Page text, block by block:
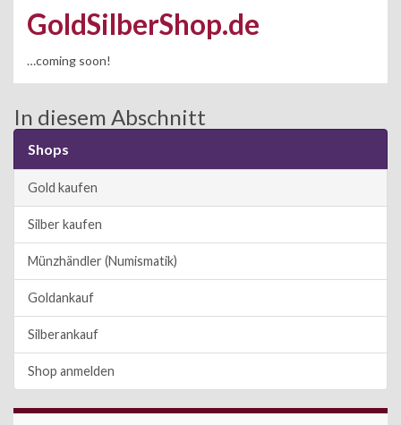
GoldSilberShop.de
…coming soon!
In diesem Abschnitt
Shops
Gold kaufen
Silber kaufen
Münzhändler (Numismatik)
Goldankauf
Silberankauf
Shop anmelden